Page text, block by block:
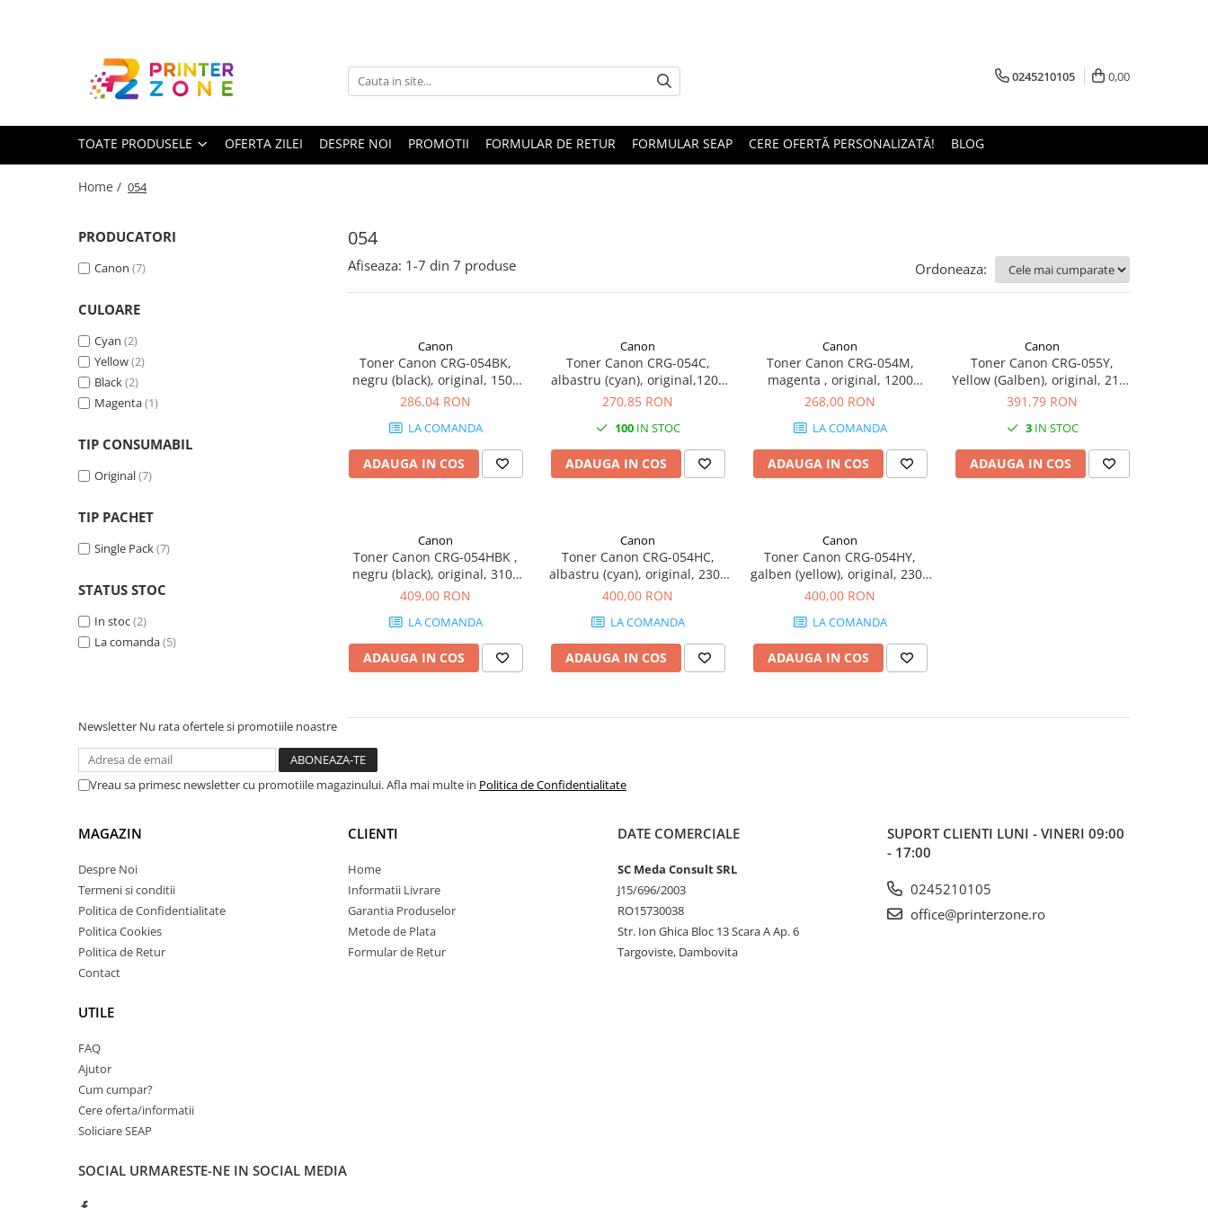
Toate Produsele
Imprimante cu jet
Imprimante etichete
Imprimante termice
Imprimante matriciale
Accesorii imprimante
Accesorii multifunctionale
Piese schimb
Consumabile imprimanta
Cartuse inkjet si cerneala
Drum unit compatibile
Printare 3D
Accesorii imprimante 3D
Filament imprimanta 3D
Laptopuri / notebookuri
Laptopuri gaming
Ultrabookuri
Laptop-uri 2 in 1
Piese si accesorii
Accesorii Printing
Desktop PC
0245210105 0,00
TOATE PRODUSELE OFERTA ZILEI DESPRE NOI PROMOTII FORMULAR DE RETUR FORMULAR SEAP CERE OFERTĂ PERSONALIZATĂ! BLOG
Home / 054
054
PRODUCATORI
Canon (7)
CULOARE
Cyan (2)
Yellow(2)
Black(2)
Magenta(1)
TIP CONSUMABIL
Original(7)
TIP PACHET
Single Pack(7)
STATUS STOC
In stoc(2)
La comanda(5)
Afiseaza: 1-7 din 7 produse Ordoneaza:
Canon
Toner Canon CRG-054BK,
negru (black), original, 1500
pagini
286,04 RON
LA COMANDA
ADAUGA IN COS
Canon
Toner Canon CRG-054C,
albastru (cyan), original,1200
pagini, 12.5 ml
270,85 RON
100IN STOC
ADAUGA IN COS
Canon
Toner Canon CRG-054M,
magenta , original, 1200
pagini.
268,00 RON
LA COMANDA
ADAUGA IN COS
Canon
Toner Canon CRG-055Y,
Yellow (Galben), original, 2100
pagini
391,79 RON
3IN STOC
ADAUGA IN COS
Canon
Toner Canon CRG-054HBK ,
negru (black), original, 3100
pagini
409,00 RON
LA COMANDA
ADAUGA IN COS
Canon
Toner Canon CRG-054HC,
albastru (cyan), original, 2300
pagini, 2200 g
400,00 RON
LA COMANDA
ADAUGA IN COS
Canon
Toner Canon CRG-054HY,
galben (yellow), original, 2300
pagini, 2200 g
400,00 RON
LA COMANDA
ADAUGA IN COS
Newsletter Nu rata ofertele si promotiile noastre
Vreau sa primesc newsletter cu promotiile magazinului. Afla mai multe in Politica de Confidentialitate
MAGAZIN
Despre Noi
Termeni si conditii
Politica de Confidentialitate
Politica Cookies
Politica de Retur
Contact
UTILE
FAQ
Ajutor
Cum cumpar?
Cere oferta/informatii
Soliciare SEAP
CLIENTI
Home
Informatii Livrare
Garantia Produselor
Metode de Plata
Formular de Retur
DATE COMERCIALE
SC Meda Consult SRL
J15/696/2003
RO15730038
Str. Ion Ghica Bloc 13 Scara A Ap. 6
Targoviste, Dambovita
SUPORT CLIENTI LUNI - VINERI 09:00
- 17:00
0245210105
office@printerzone.ro
SOCIAL URMARESTE-NE IN SOCIAL MEDIA